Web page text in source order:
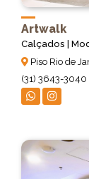
Artwalk
Calçados |
Piso Rio de
(31) 3643-3040